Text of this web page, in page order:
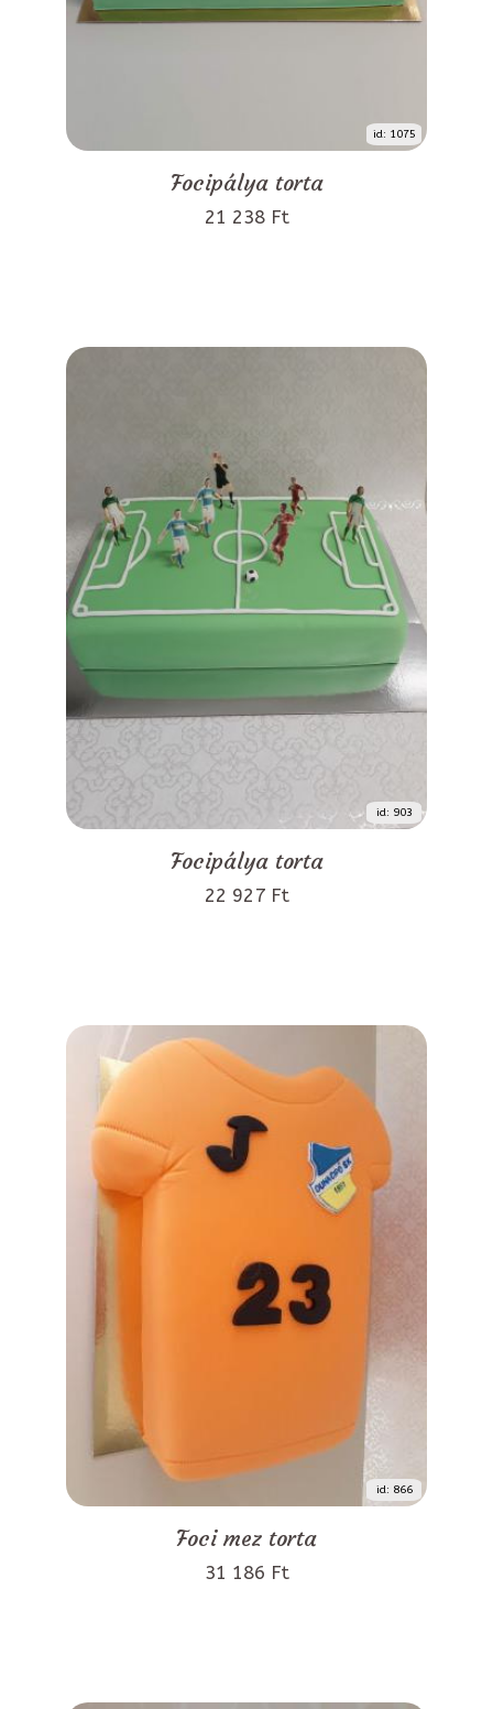
id: 1075
Focipálya torta
21 238 Ft
id: 903
Focipálya torta
22 927 Ft
id: 866
Foci mez torta
31 186 Ft